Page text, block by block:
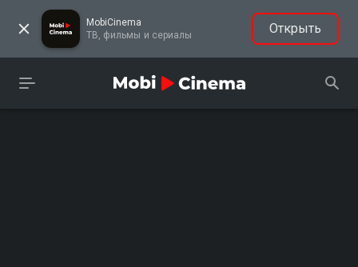
MobiCinema
ТВ, фильмы и сериалы
Открыть